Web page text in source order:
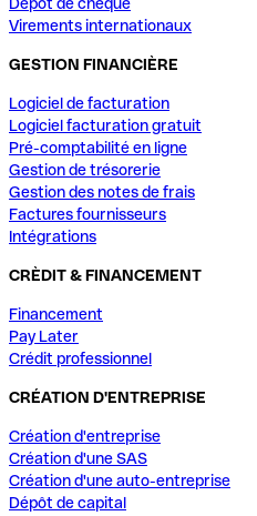
Virements internationaux
GESTION FINANCIÈRE
Logiciel de facturation
Logiciel facturation gratuit
Pré-comptabilité en ligne
Gestion de trésorerie
Gestion des notes de frais
Factures fournisseurs
Intégrations
CRÈDIT & FINANCEMENT
Financement
Pay Later
Crédit professionnel
CRÉATION D'ENTREPRISE
Création d'entreprise
Création d'une SAS
Création d'une auto-entreprise
Dépôt de capital